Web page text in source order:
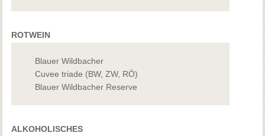
ROTWEIN
Blauer Wildbacher
Cuvee triade (BW, ZW, RÖ)
Blauer Wildbacher Reserve
ALKOHOLISCHES